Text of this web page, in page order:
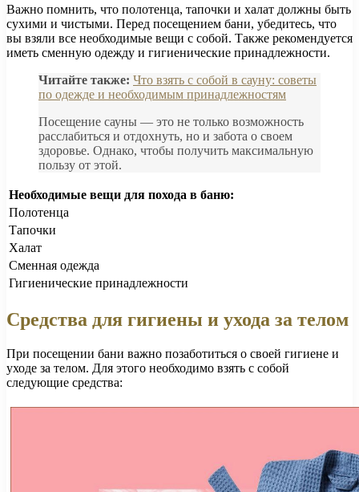
Важно помнить, что полотенца, тапочки и халат должны быть
сухими и чистыми. Перед посещением бани, убедитесь, что
вы взяли все необходимые вещи с собой. Также рекомендуется
иметь сменную одежду и гигиенические принадлежности.
Читайте также: Что взять с собой в сауну: советы
по одежде и необходимым принадлежностям
Посещение сауны — это не только возможность
расслабиться и отдохнуть, но и забота о своем
здоровье. Однако, чтобы получить максимальную
пользу от этой.
Необходимые вещи для похода в баню:
Полотенца
Тапочки
Халат
Сменная одежда
Гигиенические принадлежности
Средства для гигиены и ухода за телом
При посещении бани важно позаботиться о своей гигиене и
уходе за телом. Для этого необходимо взять с собой
следующие средства: